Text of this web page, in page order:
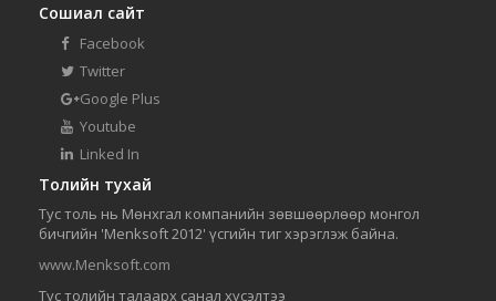
Сошиал сайт
Facebook
Twitter
Google Plus
Youtube
Linked In
Толийн тухай
Тус толь нь Мөнхгал компанийн зөвшөөрлөөр монгол
бичгийн 'Menksoft 2012' үсгийн тиг хэрэглэж байна.
www.Menksoft.com
Тус толийн талаарх санал хүсэлтээ